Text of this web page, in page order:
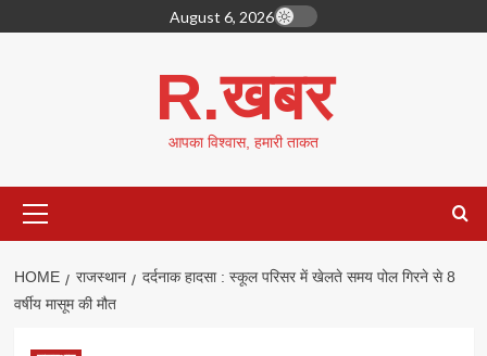
to
August 6, 2026
R.खबर
आपका विश्वास, हमारी ताकत
Menu
HOME राजस्थान
दर्दनाक हादसा : स्कूल परिसर में खेलते समय पोल गिरने से 8
वर्षीय मासूम की मौत